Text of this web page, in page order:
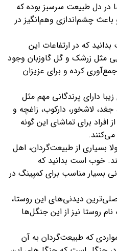
در دل طبیعت سرسبز بوده که
چشم‌اندازی وهم‌انگیز در
که در ارتفاعات این
مثل زرشک و گل گاوزبان وجود
کرده و برای عزیزان
دارای پرندگانی مهم مثل
لاشخور، دارکوب، زاغچه و
برای تماشای این گونه
می‌کنند.
بسیاری از طبیعت‌گردان، اهل
خوب است بدانید که
بسیار مناسب برای کمپینگ در
دیدنی‌های این روستا،
روستا نیز از این جنگل‌ها
که طبیعت‌گردان به آن